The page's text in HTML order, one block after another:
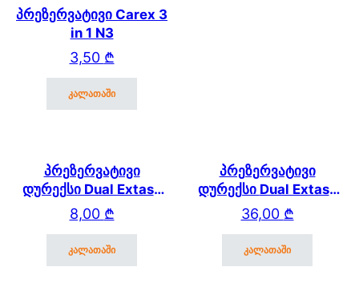
პრეზერვატივი Carex 3
in 1 N3
3,50 ₾
კალათაში
პრეზერვატივი
დურექსი Dual Extase
N3 new
8,00 ₾
კალათაში
პრეზერვატივი
დურექსი Dual Extase
N12
36,00 ₾
კალათაში